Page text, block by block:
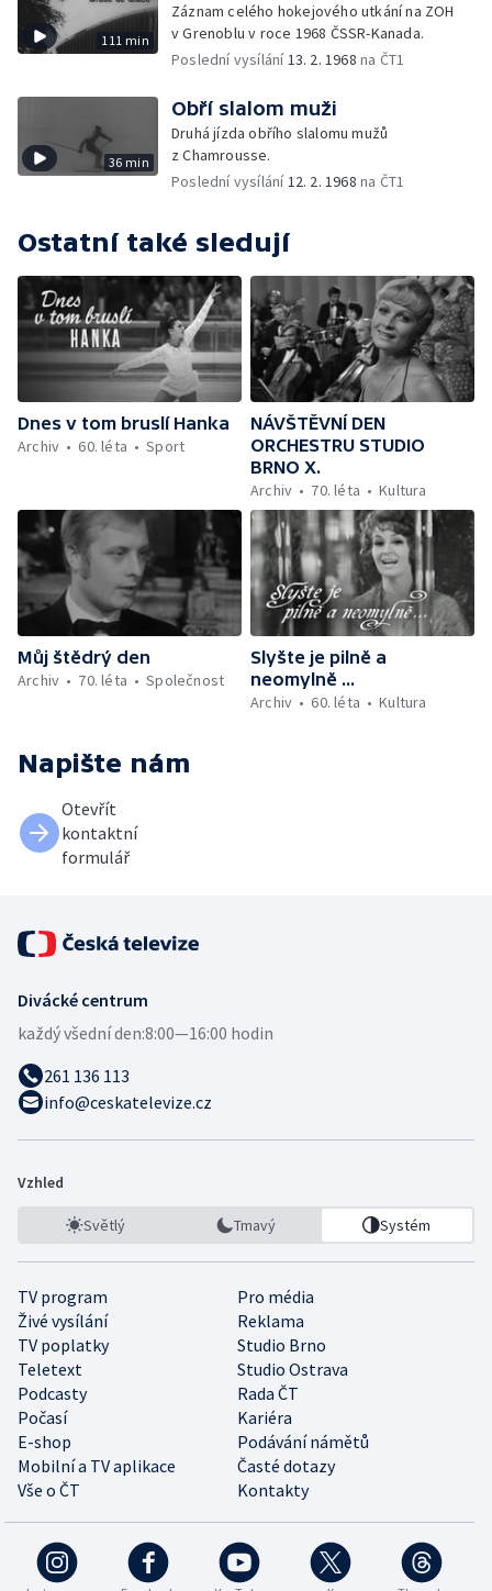
111 min
Záznam celého hokejového utkání na ZOH
v Grenoblu v roce 1968 ČSSR-Kanada.
Poslední vysílání13. 2. 1968 na ČT1
36 min
Obří slalom muži
Druhá jízda obřího slalomu mužů
z Chamrousse.
Poslední vysílání12. 2. 1968 na ČT1
Ostatní také sledují
Dnes v tom bruslí Hanka
Archiv
60. léta Sport
NÁVŠTĚVNÍ DEN
ORCHESTRU STUDIO
BRNO X.
Archiv
70. léta Kultura
Můj štědrý den
Archiv
70. léta Společnost
Slyšte je pilně a
neomylně ...
Archiv
60. léta Kultura
Napište nám
Otevřít
kontaktní
formulář
Divácké centrum
každý všední den:8:00—16:00 hodin
261 136 113
info@ceskatelevize.cz
Vzhled
Světlý Tmavý Systém
TV program
Pro média
Živé vysílání
Reklama
TV poplatky
Studio Brno
Teletext
Studio Ostrava
Podcasty
Rada ČT
Počasí
Kariéra
E-shop
Podávání námětů
Mobilní a TV aplikace
Časté dotazy
Vše o ČT
Kontakty